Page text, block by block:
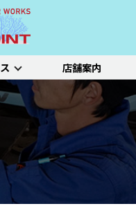
ホイールアライメント点検・調
車点検整備
ステージ2／ルーティーン
アルファロメオ フ
サスペンション/シャーシ
インテリア
車両買い取り
店舗案内